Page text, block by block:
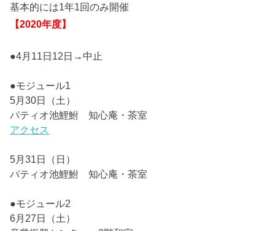
基本的には1年1回のみ開催
【2020年度】
●4月11日12日→中止
●モジュール1
5月30日（土）
パティオ池鯉鮒 知心庵・茶室
アクセス
5月31日（日）
パティオ池鯉鮒 知心庵・茶室
●モジュール2
6月27日（土）